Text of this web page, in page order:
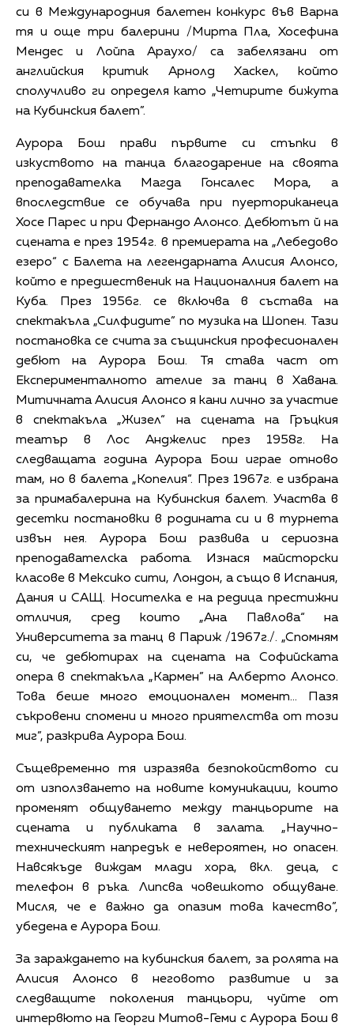
си в Международния балетен конкурс във Варна
тя и още три балерини /Мирта Пла, Хосефина
Мендес и Лойпа Араухо/ са забелязани от
английския критик Арнолд Хаскел, който
сполучливо ги определя като „Четирите бижута
на Кубинския балет”.
Аурора Бош прави първите си стъпки в
изкуството на танца благодарение на своята
преподавателка Магда Гонсалес Мора, а
впоследствие се обучава при пуерториканеца
Хосе Парес и при Фернандо Алонсо. Дебютът й на
сцената е през 1954г. в премиерата на „Лебедово
езеро“ с Балета на легендарната Алисия Алонсо,
който е предшественик на Националния балет на
Куба. През 1956г. се включва в състава на
спектакъла „Силфидите” по музика на Шопен. Тази
постановка се счита за същинския професионален
дебют на Аурора Бош. Тя става част от
Експерименталното ателие за танц в Хавана.
Митичната Алисия Алонсо я кани лично за участие
в спектакъла „Жизел“ на сцената на Гръцкия
театър в Лос Анджелис през 1958г. На
следващата година Аурора Бош играе отново
там, но в балета „Копелия“. През 1967г. е избрана
за примабалерина на Кубинския балет. Участва в
десетки постановки в родината си и в турнета
извън нея. Аурора Бош развива и сериозна
преподавателска работа. Изнася майсторски
класове в Мексико сити, Лондон, а също в Испания,
Дания и САЩ. Носителка е на редица престижни
отличия, сред които „Ана Павлова“ на
Университета за танц в Париж /1967г./. „Спомням
си, че дебютирах на сцената на Софийската
опера в спектакъла „Кармен” на Алберто Алонсо.
Това беше много емоционален момент... Пазя
съкровени спомени и много приятелства от този
миг”, разкрива Аурора Бош.
Същевременно тя изразява безпокойството си
от използването на новите комуникации, които
променят общуването между танцьорите на
сцената и публиката в залата. „Научно-
техническият напредък е невероятен, но опасен.
Навсякъде виждам млади хора, вкл. деца, с
телефон в ръка. Липсва човешкото общуване.
Мисля, че е важно да опазим това качество”,
убедена е Аурора Бош.
За зараждането на кубинския балет, за ролята на
Алисия Алонсо в неговото развитие и за
следващите поколения танцьори, чуйте от
интервюто на Георги Митов-Геми с Аурора Бош в